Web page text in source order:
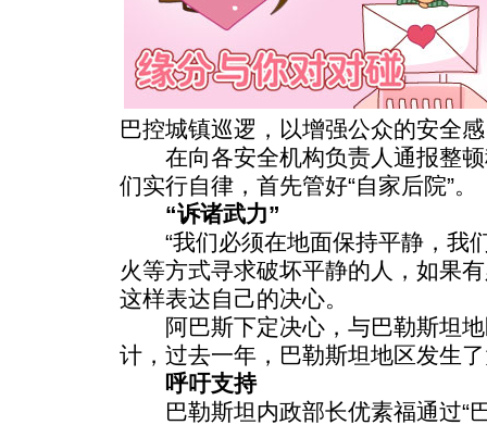
巴控城镇巡逻，以增强公众的安全
在向各安全机构负责人通报整顿
们实行自律，首先管好“自家后院”。
“诉诸武力”
“我们必须在地面保持平静，我
火等方式寻求破坏平静的人，如果
这样表达自己的决心。
阿巴斯下定决心，与巴勒斯坦地
计，过去一年，巴勒斯坦地区发生
呼吁支持
巴勒斯坦内政部长优素福通过“